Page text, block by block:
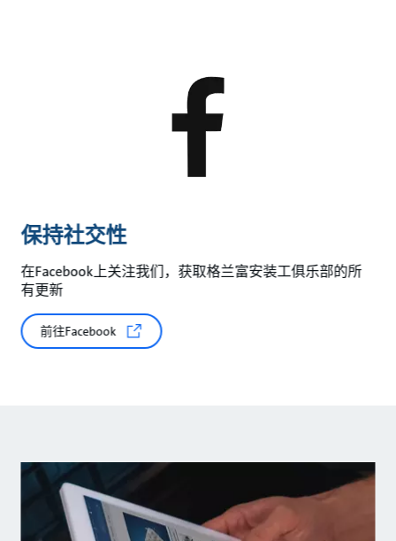
保持社交性
在Facebook上关注我们，获取格兰富安装工俱乐部的所
有更新
前往Facebook